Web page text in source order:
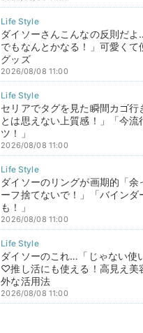
ダイソーさんこんなの反則だ
でもなんとかなる！」可愛くて
グッズ
2026/08/08 11:00
セリアでタグを見た瞬間カゴ行
とは思えない上質感！」「今流
ツ！」
2026/08/08 11:00
ダイソーのリングが画期的「余
ーフ捨てないで！」「バインダ
も！」
2026/08/08 11:00
ダイソーのこれ…「じゃない使
♡推し活にも使える！高見え美
外な活用法
2026/08/08 11:00